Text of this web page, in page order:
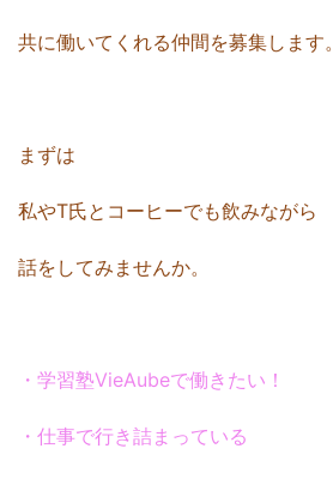
共に働いてくれる仲間を募集します。
まずは
私やT氏とコーヒーでも飲みながら
話をしてみませんか。
・学習塾VieAubeで働きたい！
・仕事で行き詰まっている